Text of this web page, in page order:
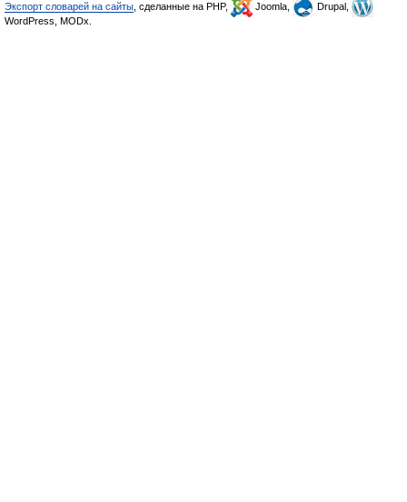
Экспорт словарей на сайты , сделанные на PHP, Joomla,
Drupal,
WordPress, MODx.